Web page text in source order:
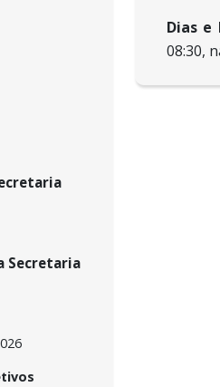
Secretaria
Dias e
08:30,